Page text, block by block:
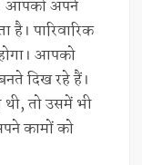
आपको अपने
है। पारिवारिक
आपको
दिख रहे हैं।
तो उसमें भी
कामों को